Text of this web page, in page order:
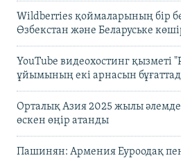
Wildberries қоймаларының бір
Өзбекстан және Беларуське
YouTube видеохостинг қызметі
ұйымының екі арнасын
Орталық Азия 2025 жылы
өскен өңір атанды
Пашинян: Армения Еуроодақ